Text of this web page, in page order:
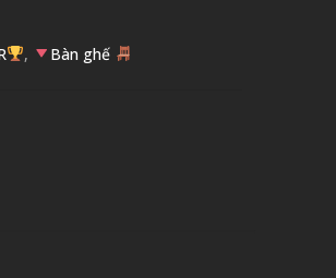
, Bàn ghế